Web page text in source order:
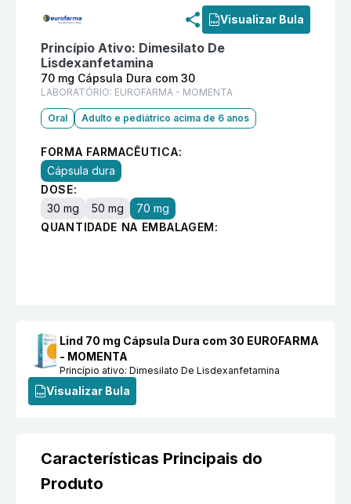
Visualizar Bula
Princípio Ativo: Dimesilato De
Lisdexanfetamina
70 mg Cápsula Dura com 30
LABORATÓRIO: EUROFARMA - MOMENTA
Oral Adulto e pediátrico acima de 6 anos
FORMA FARMACÊUTICA:
Cápsula dura
DOSE:
30 mg
50 mg
70 mg
QUANTIDADE NA EMBALAGEM:
Lind 70 mg Cápsula Dura com 30 EUROFARMA
- MOMENTA
Princípio ativo:Dimesilato De Lisdexanfetamina
Visualizar Bula
Características Principais do
Produto